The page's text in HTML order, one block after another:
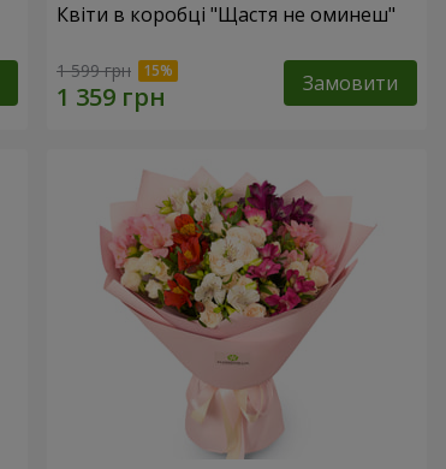
Квіти в коробці "Щастя не оминеш"
1 599 грн Замовити